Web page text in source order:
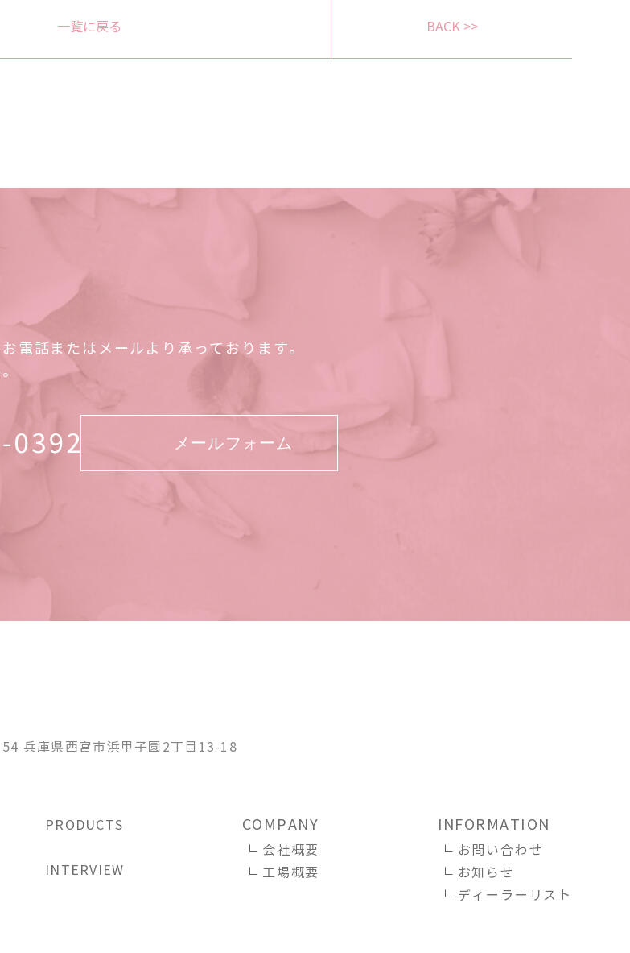
一覧に戻る BACK >>
電話またはメールより承っております。
メールフォーム
兵庫県西宮市浜甲子園2丁目13-18
PRODUCTS
INTERVIEW
COMPANY
会社概要
工場概要
INFORMATION
お問い合わせ
お知らせ
ディーラーリスト